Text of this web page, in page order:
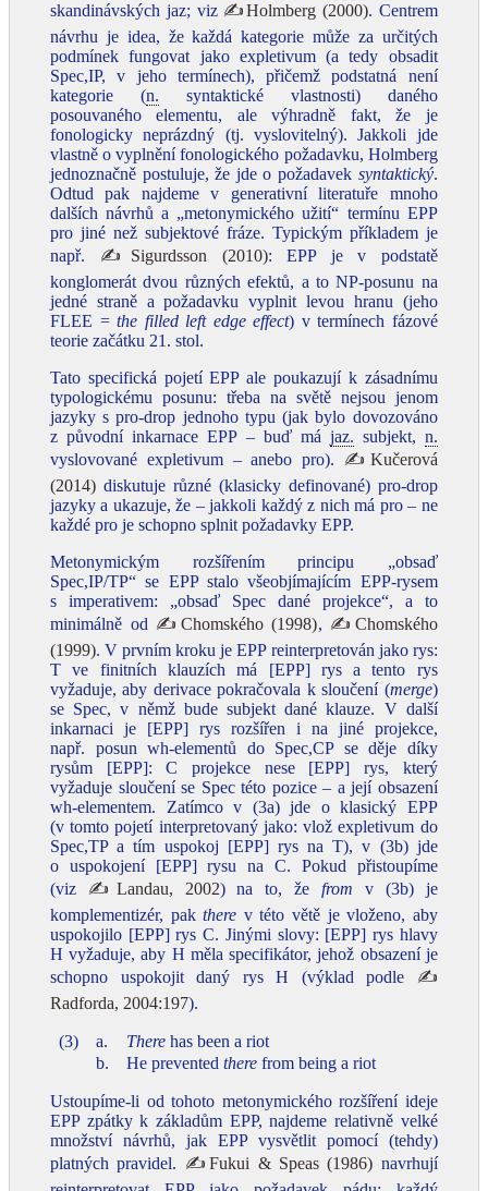
skandinávských jaz; viz ✍Holmberg (2000). Centrem
návrhu je idea, že každá kategorie může za určitých
podmínek fungovat jako expletivum (a tedy obsadit
Spec,IP, v jeho termínech), přičemž podstatná není
kategorie (n. syntaktické vlastnosti) daného
posouvaného elementu, ale výhradně fakt, že je
fonologicky neprázdný (tj. vyslovitelný). Jakkoli jde
vlastně o vyplnění fonologického požadavku, Holmberg
jednoznačně postuluje, že jde o požadavek syntaktický.
Odtud pak najdeme v generativní literatuře mnoho
dalších návrhů a „metonymického užití“ termínu EPP
pro jiné než subjektové fráze. Typickým příkladem je
např. ✍Sigurdsson (2010): EPP je v podstatě
konglomerát dvou různých efektů, a to NP‑posunu na
jedné straně a požadavku vyplnit levou hranu (jeho
FLEE =the filled left edge effect) v termínech fázové
teorie začátku 21. stol.
Tato specifická pojetí EPP ale poukazují k zásadnímu
typologickému posunu: třeba na světě nejsou jenom
jazyky s pro‑drop jednoho typu (jak bylo dovozováno
z původní inkarnace EPP – buď má jaz. subjekt, n.
vyslovované expletivum – anebo pro). ✍Kučerová
(2014) diskutuje různé (klasicky definované) pro‑drop
jazyky a ukazuje, že – jakkoli každý z nich má pro – ne
každé pro je schopno splnit požadavky EPP.
Metonymickým rozšířením principu „obsaď
Spec,IP/TP“ se EPP stalo všeobjímajícím EPP‑rysem
s imperativem: „obsaď Spec dané projekce“, a to
minimálně od ✍Chomského (1998), ✍Chomského
(1999). V prvním kroku je EPP reinterpretován jako rys:
T ve finitních klauzích má [EPP] rys a tento rys
vyžaduje, aby derivace pokračovala k sloučení (merge)
se Spec, v němž bude subjekt dané klauze. V další
inkarnaci je [EPP] rys rozšířen i na jiné projekce,
např. posun wh‑elementů do Spec,CP se děje díky
rysům [EPP]: C projekce nese [EPP] rys, který
vyžaduje sloučení se Spec této pozice – a její obsazení
wh‑elementem. Zatímco v (3a) jde o klasický EPP
(v tomto pojetí interpretovaný jako: vlož expletivum do
Spec,TP a tím uspokoj [EPP] rys na T), v (3b) jde
o uspokojení [EPP] rysu na C. Pokud přistoupíme
(viz ✍Landau, 2002) na to, žefrom v (3b) je
komplementizér, pakthere v této větě je vloženo, aby
uspokojilo [EPP] rys C. Jinými slovy: [EPP] rys hlavy
H vyžaduje, aby H měla specifikátor, jehož obsazení je
schopno uspokojit daný rys H (výklad podle ✍
Radforda, 2004:197).
(3) a. There has been a riot
b.
He prevented there from being a riot
Ustoupíme‑li od tohoto metonymického rozšíření ideje
EPP zpátky k základům EPP, najdeme relativně velké
množství návrhů, jak EPP vysvětlit pomocí (tehdy)
platných pravidel. ✍Fukui & Speas (1986) navrhují